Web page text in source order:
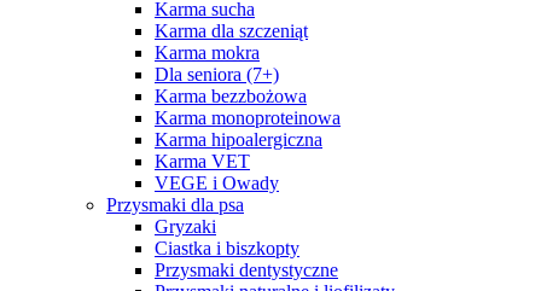
Karma sucha
Karma dla szczeniąt
Karma mokra
Dla seniora (7+)
Karma bezzbożowa
Karma monoproteinowa
Karma hipoalergiczna
Karma VET
VEGE i Owady
Przysmaki dla psa
Gryzaki
Ciastka i biszkopty
Przysmaki dentystyczne